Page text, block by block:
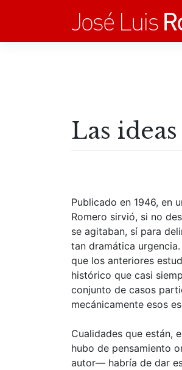
Las
Publicado en 1946, en
Romero sirvió, si no
se agitaban, sí para
tan dramática
que los anteriores
histórico que casi
conjunto de casos
mecánicamente esos
Cualidades que están,
hubo de pensamiento
autor— habría de dar